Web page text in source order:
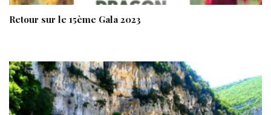
Retour sur le 15ème Gala 2023